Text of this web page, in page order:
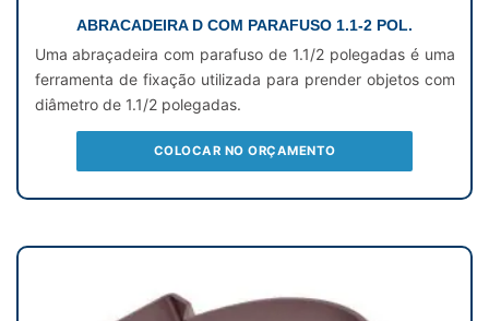
ABRACADEIRA D COM PARAFUSO 1.1-2 POL.
Uma abraçadeira com parafuso de 1.1/2 polegadas é uma
ferramenta de fixação utilizada para prender objetos com
diâmetro de 1.1/2 polegadas.
COLOCAR NO ORÇAMENTO